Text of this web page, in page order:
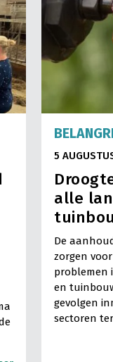
5
alle
De
zorgen
problemen
en
gevolgen
sectoren